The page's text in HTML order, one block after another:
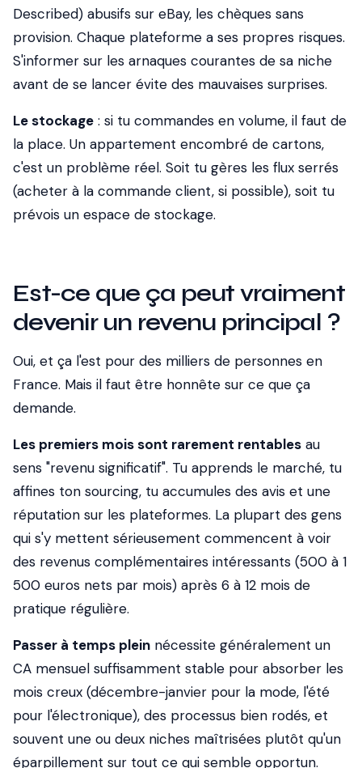
Described) abusifs sur eBay, les chèques sans
provision. Chaque plateforme a ses propres risques.
S'informer sur les arnaques courantes de sa niche
avant de se lancer évite des mauvaises surprises.
Le stockage : si tu commandes en volume, il faut de
la place. Un appartement encombré de cartons,
c'est un problème réel. Soit tu gères les flux serrés
(acheter à la commande client, si possible), soit tu
prévois un espace de stockage.
Est-ce que ça peut vraiment
devenir un revenu principal ?
Oui, et ça l'est pour des milliers de personnes en
France. Mais il faut être honnête sur ce que ça
demande.
Les premiers mois sont rarement rentables au
sens "revenu significatif". Tu apprends le marché, tu
affines ton sourcing, tu accumules des avis et une
réputation sur les plateformes. La plupart des gens
qui s'y mettent sérieusement commencent à voir
des revenus complémentaires intéressants (500 à 1
500 euros nets par mois) après 6 à 12 mois de
pratique régulière.
Passer à temps plein nécessite généralement un
CA mensuel suffisamment stable pour absorber les
mois creux (décembre-janvier pour la mode, l'été
pour l'électronique), des processus bien rodés, et
souvent une ou deux niches maîtrisées plutôt qu'un
éparpillement sur tout ce qui semble opportun.